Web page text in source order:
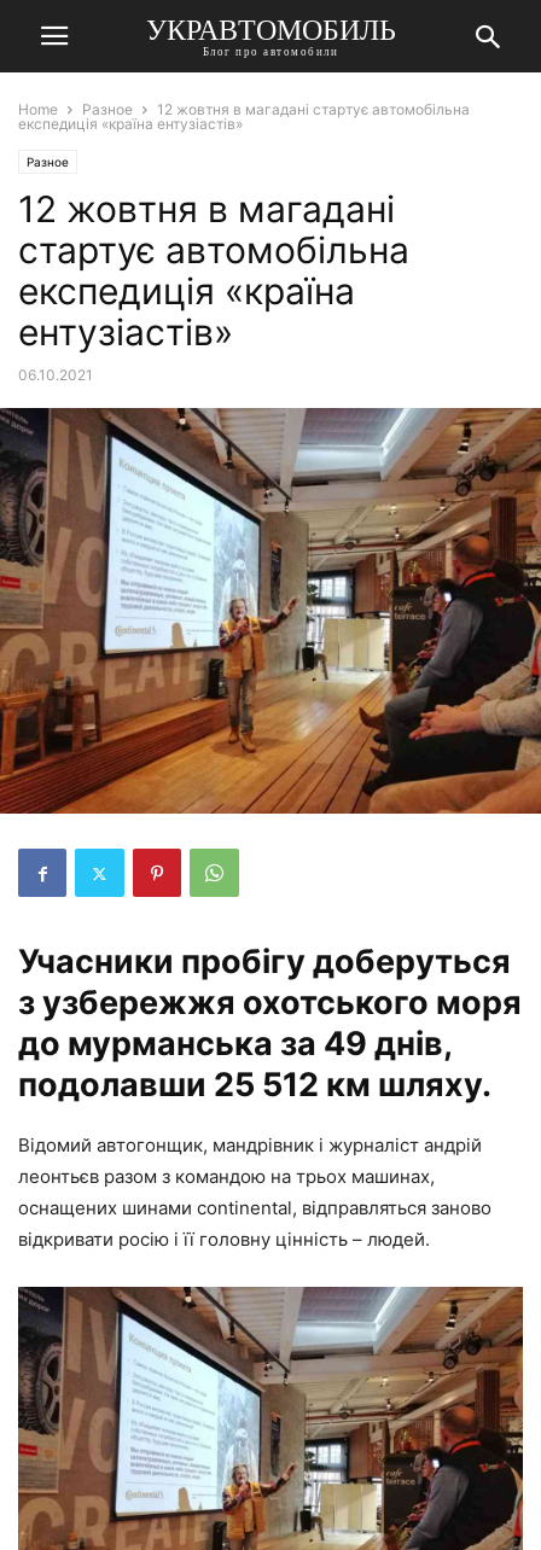
УКРАВТОМОБИЛЬ
Блог про автомобили
Home Разное
12 жовтня в магадані стартує автомобільна
експедиція «країна ентузіастів»
Разное
12 жовтня в магадані
стартує автомобільна
експедиція «країна
ентузіастів»
06.10.2021
Учасники пробігу доберуться
з узбережжя охотського моря
до мурманська за 49 днів,
подолавши 25 512 км шляху.
Відомий автогонщик, мандрівник і журналіст андрій
леонтьєв разом з командою на трьох машинах,
оснащених шинами continental, відправляться заново
відкривати росію і її головну цінність – людей.